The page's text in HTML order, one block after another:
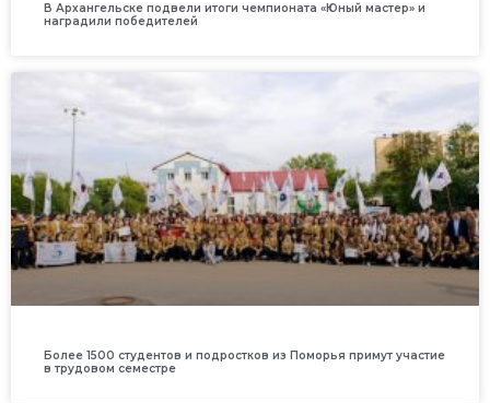
В Архангельске подвели итоги чемпионата «Юный мастер» и
наградили победителей
Более 1500 студентов и подростков из Поморья примут участие
в трудовом семестре